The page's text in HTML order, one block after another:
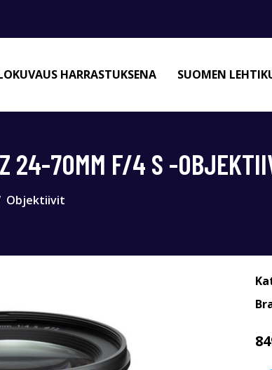
HARRASTUKSENA SUOMEN
24-70MM F/4 S -
Objektiivit